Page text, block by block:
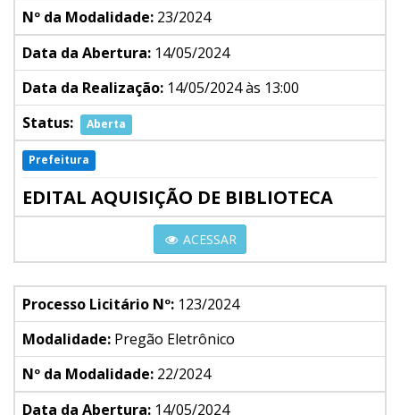
Nº da Modalidade: 23/2024
Data da Abertura: 14/05/2024
Data da Realização: 14/05/2024 às 13:00
Status:
Aberta
Prefeitura
EDITAL AQUISIÇÃO DE BIBLIOTECA
ACESSAR
Processo Licitário Nº: 123/2024
Modalidade: Pregão Eletrônico
Nº da Modalidade: 22/2024
Data da Abertura: 14/05/2024